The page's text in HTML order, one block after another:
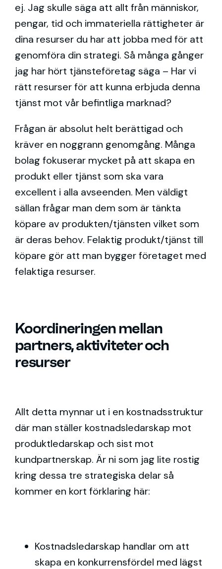
ej. Jag skulle säga att allt från människor,
pengar, tid och immateriella rättigheter är
dina resurser du har att jobba med för att
genomföra din strategi. Så många gånger
jag har hört tjänsteföretag säga – Har vi
rätt resurser för att kunna erbjuda denna
tjänst mot vår befintliga marknad?
Frågan är absolut helt berättigad och
kräver en noggrann genomgång. Många
bolag fokuserar mycket på att skapa en
produkt eller tjänst som ska vara
excellent i alla avseenden. Men väldigt
sällan frågar man dem som är tänkta
köpare av produkten/tjänsten vilket som
är deras behov. Felaktig produkt/tjänst till
köpare gör att man bygger företaget med
felaktiga resurser.
Koordineringen mellan
partners, aktiviteter och
resurser
Allt detta mynnar ut i en kostnadsstruktur
där man ställer kostnadsledarskap mot
produktledarskap och sist mot
kundpartnerskap. Är ni som jag lite rostig
kring dessa tre strategiska delar så
kommer en kort förklaring här:
Kostnadsledarskap handlar om att
skapa en konkurrensfördel med lägst